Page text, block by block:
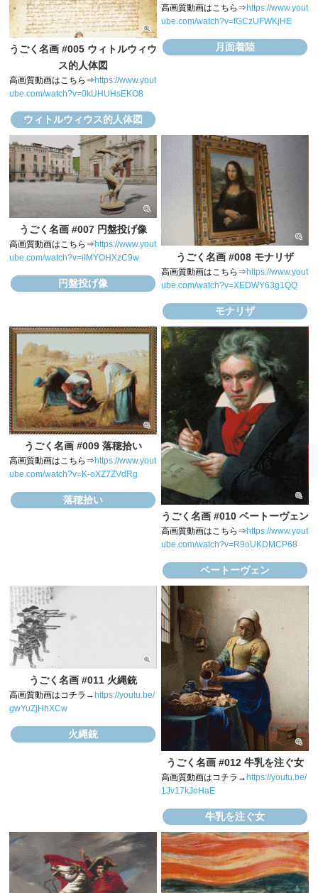
うごく名画 #005 ウィトルウィウ
ス的人体図
高画質動画はこちら⇒https://www.yout
ube.com/watch?v=0kUHUHsEKO8
ウィトルウィウス的人体図
高画質動画はこちら⇒ https://www.yout
ube.com/watch?v=fGCzUFWKjHE
月面着陸
うごく名画 #007 円盤投げ像
高画質動画はこちら⇒ https://www.yout
ube.com/watch?v=iIMYOHXzC9w
円盤投げ像
うごく名画 #008 モナリザ
高画質動画はこちら⇒https://www.yout
ube.com/watch?v=XEDWY63g1QQ
モナリザ
うごく名画 #009 落穂拾い
高画質動画はこちら⇒https://www.yout
ube.com/watch?v=K-oXZ7ZVdRg
落穂拾い
うごく名画 #010 ベートーヴェン
高画質動画はこちら⇒ https://www.yout
ube.com/watch?v=R9oUKDMCP68
ベートーヴェン
うごく名画 #011 火縄銃
高画質動画はコチラ→ https://youtu.be/
gwYuZjHhXCw
火縄銃
うごく名画 #012 牛乳を注ぐ女
高画質動画はコチラ→ https://youtu.be/
1Jv17kJoHaE
牛乳を注ぐ女